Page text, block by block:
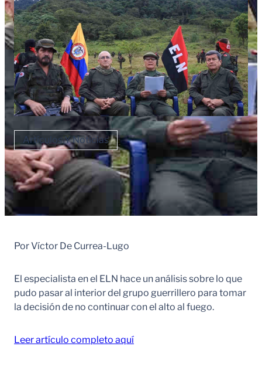
Artículos Y Noticias
Por Víctor De Currea-Lugo
El especialista en el ELN hace un análisis sobre lo que
pudo pasar al interior del grupo guerrillero para tomar
la decisión de no continuar con el alto al fuego.
Leer artículo completo aquí